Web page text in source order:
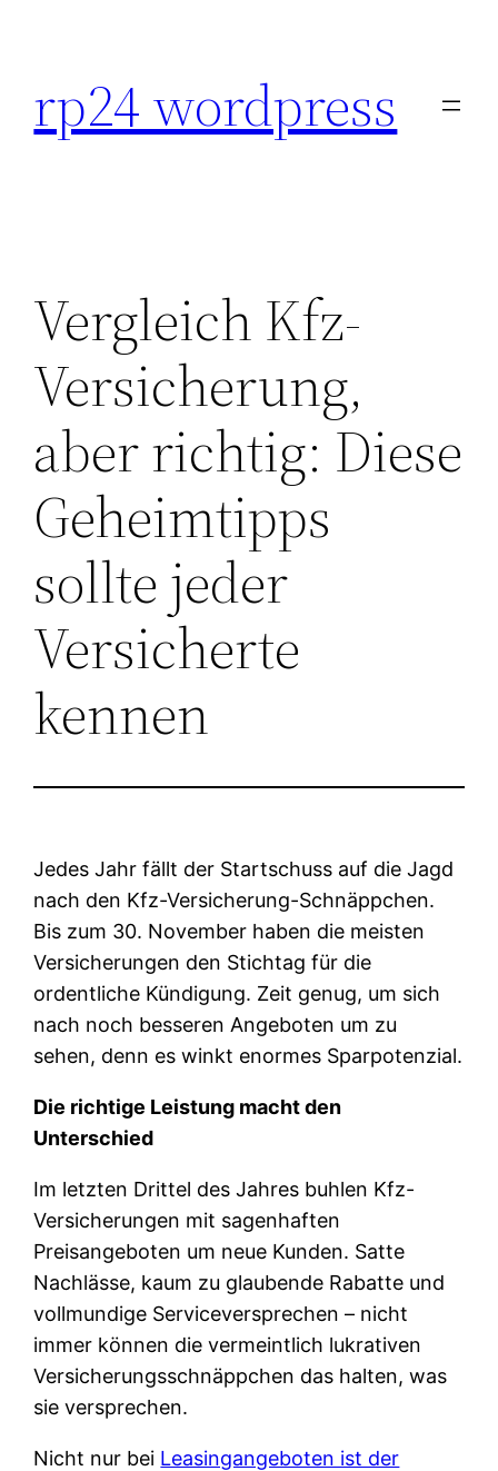
rp24 wordpress
Vergleich Kfz-
Versicherung,
aber richtig: Diese
Geheimtipps
sollte jeder
Versicherte
kennen
Jedes Jahr fällt der Startschuss auf die Jagd
nach den Kfz-Versicherung-Schnäppchen.
Bis zum 30. November haben die meisten
Versicherungen den Stichtag für die
ordentliche Kündigung. Zeit genug, um sich
nach noch besseren Angeboten um zu
sehen, denn es winkt enormes Sparpotenzial.
Die richtige Leistung macht den
Unterschied
Im letzten Drittel des Jahres buhlen Kfz-
Versicherungen mit sagenhaften
Preisangeboten um neue Kunden. Satte
Nachlässe, kaum zu glaubende Rabatte und
vollmundige Serviceversprechen – nicht
immer können die vermeintlich lukrativen
Versicherungsschnäppchen das halten, was
sie versprechen.
Nicht nur bei Leasingangeboten ist der